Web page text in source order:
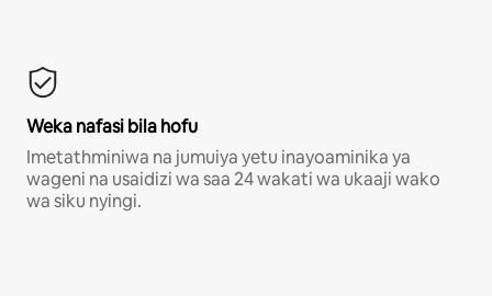
Weka nafasi bila hofu
Imetathminiwa na jumuiya yetu inayoaminika ya
wageni na usaidizi wa saa 24 wakati wa ukaaji wako
wa siku nyingi.